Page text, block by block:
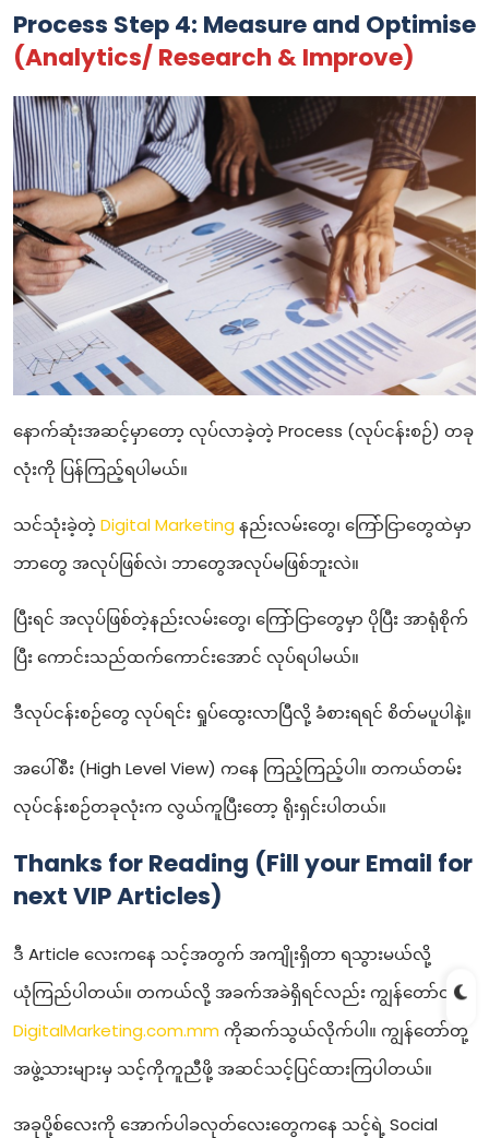
Process Step 4: Measure and Optimise
(Analytics/ Research & Improve)
နောက်ဆုံးအဆင့်မှာတော့ လုပ်လာခဲ့တဲ့ Process (လုပ်ငန်းစဉ်) တခု
လုံးကို ပြန်ကြည့်ရပါမယ်။
သင်သုံးခဲ့တဲ့ Digital Marketingနည်းလမ်းတွေ၊ ကြော်ငြာတွေထဲမှာ
ဘာတွေ အလုပ်ဖြစ်လဲ၊ ဘာတွေအလုပ်မဖြစ်ဘူးလဲ။
ပြီးရင် အလုပ်ဖြစ်တဲ့နည်းလမ်းတွေ၊ ကြော်ငြာတွေမှာ ပိုပြီး အာရုံစိုက်
ပြီး ကောင်းသည်ထက်ကောင်းအောင် လုပ်ရပါမယ်။
ဒီလုပ်ငန်းစဉ်တွေ လုပ်ရင်း ရှုပ်ထွေးလာပြီလို့ ခံစားရရင် စိတ်မပူပါနဲ့။
အပေါ်စီး (High Level View) ကနေ ကြည့်ကြည့်ပါ။ တကယ်တမ်း
လုပ်ငန်းစဉ်တခုလုံးက လွယ်ကူပြီးတော့ ရိုးရှင်းပါတယ်။
Thanks for Reading (Fill your Email for
next VIP Articles)
ဒီ Article လေးကနေ သင့်အတွက် အကျိုးရှိတာ ရသွားမယ်လို့
ယုံကြည်ပါတယ်။ တကယ်လို့ အခက်အခဲရှိရင်လည်း ကျွန်တော်တို့
DigitalMarketing.com.mmကိုဆက်သွယ်လိုက်ပါ။ ကျွန်တော်တို့
အဖွဲ့သားများမှ သင့်ကိုကူညီဖို့ အဆင်သင့်ပြင်ထားကြပါတယ်။
အခုပို့စ်လေးကို အောက်ပါခလုတ်လေးတွေကနေ သင့်ရဲ့ Social